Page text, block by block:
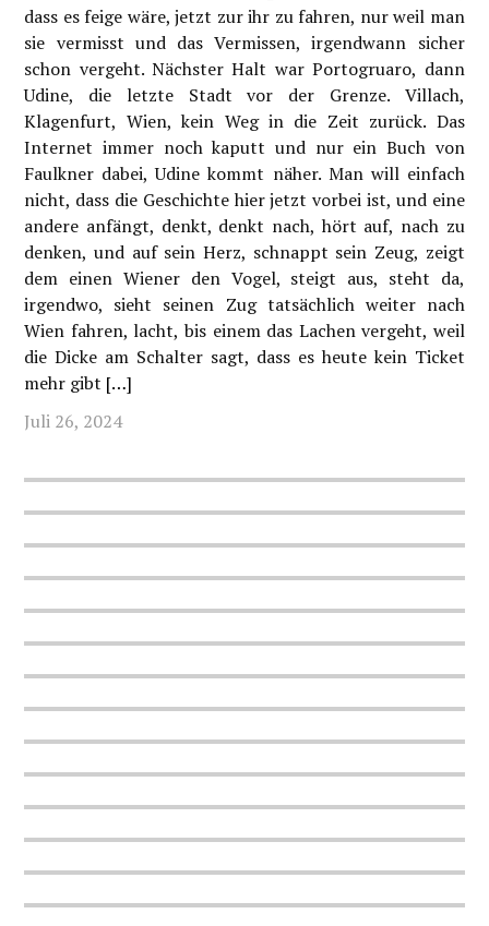
dass es feige wäre, jetzt zur ihr zu fahren, nur weil man
sie vermisst und das Vermissen, irgendwann sicher
schon vergeht. Nächster Halt war Portogruaro, dann
Udine, die letzte Stadt vor der Grenze. Villach,
Klagenfurt, Wien, kein Weg in die Zeit zurück. Das
Internet immer noch kaputt und nur ein Buch von
Faulkner dabei, Udine kommt näher. Man will einfach
nicht, dass die Geschichte hier jetzt vorbei ist, und eine
andere anfängt, denkt, denkt nach, hört auf, nach zu
denken, und auf sein Herz, schnappt sein Zeug, zeigt
dem einen Wiener den Vogel, steigt aus, steht da,
irgendwo, sieht seinen Zug tatsächlich weiter nach
Wien fahren, lacht, bis einem das Lachen vergeht, weil
die Dicke am Schalter sagt, dass es heute kein Ticket
mehr gibt […]
Juli 26, 2024